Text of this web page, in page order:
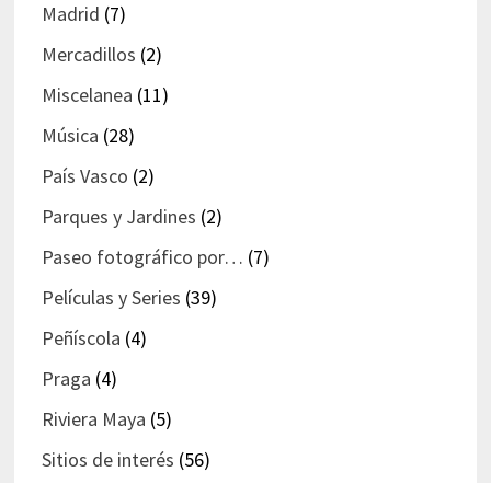
Madrid (7)
Mercadillos (2)
Miscelanea (11)
Música (28)
País Vasco (2)
Parques y Jardines (2)
Paseo fotográfico por… (7)
Películas y Series (39)
Peñíscola (4)
Praga (4)
Riviera Maya (5)
Sitios de interés (56)